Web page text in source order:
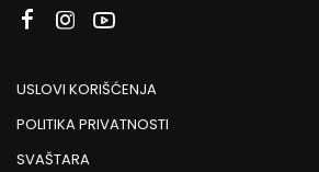
USLOVI KORIŠĆENJA
POLITIKA PRIVATNOSTI
SVAŠTARA